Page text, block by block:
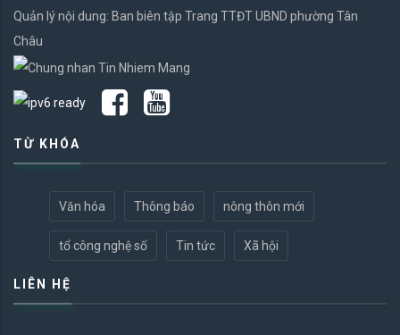
Quản lý nội dung: Ban biên tập Trang TTĐT UBND phường Tân
Châu
TỪ KHÓA
Văn hóa Thông báo nông thôn mới
tổ công nghệ số Tin tức Xã hội
LIÊN HỆ